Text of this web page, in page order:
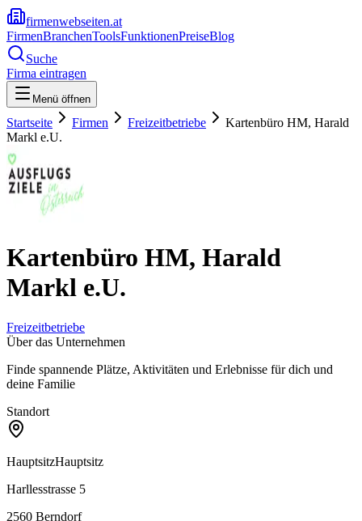
firmenwebseiten.at
FirmenBranchenToolsFunktionenPreiseBlog
Suche
Firma eintragen
Menü öffnen
Startseite Firmen Freizeitbetriebe
Kartenbüro HM, Harald
Markl e.U.
Kartenbüro HM, Harald
Markl e.U.
Freizeitbetriebe
Über das Unternehmen
Finde spannende Plätze, Aktivitäten und Erlebnisse für dich und
deine Familie
Standort
HauptsitzHauptsitz
Harllesstrasse 5
2560 Berndorf